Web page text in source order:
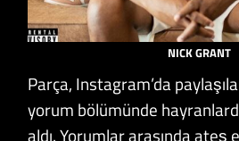
NICK GRANT
Parça, Instagram’da
yorum bölümünde
aldı. Yorumlar arasında ateş